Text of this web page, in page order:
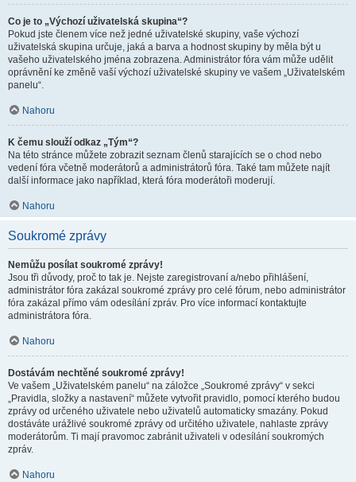
Co je to „Výchozí uživatelská skupina“?
Pokud jste členem více než jedné uživatelské skupiny, vaše výchozí
uživatelská skupina určuje, jaká a barva a hodnost skupiny by měla být u
vašeho uživatelského jména zobrazena. Administrátor fóra vám může udělit
oprávnění ke změně vaší výchozí uživatelské skupiny ve vašem „Uživatelském
panelu“.
Nahoru
K čemu slouží odkaz „Tým“?
Na této stránce můžete zobrazit seznam členů starajících se o chod nebo
vedení fóra včetně moderátorů a administrátorů fóra. Také tam můžete najít
další informace jako například, která fóra moderátoři moderují.
Nahoru
Soukromé zprávy
Nemůžu posílat soukromé zprávy!
Jsou tři důvody, proč to tak je. Nejste zaregistrovaní a/nebo přihlášení,
administrátor fóra zakázal soukromé zprávy pro celé fórum, nebo administrátor
fóra zakázal přímo vám odesílání zpráv. Pro více informací kontaktujte
administrátora fóra.
Nahoru
Dostávám nechtěné soukromé zprávy!
Ve vašem „Uživatelském panelu“ na záložce „Soukromé zprávy“ v sekci
„Pravidla, složky a nastavení“ můžete vytvořit pravidlo, pomocí kterého budou
zprávy od určeného uživatele nebo uživatelů automaticky smazány. Pokud
dostáváte urážlivé soukromé zprávy od určitého uživatele, nahlaste zprávy
moderátorům. Ti mají pravomoc zabránit uživateli v odesílání soukromých
zpráv.
Nahoru